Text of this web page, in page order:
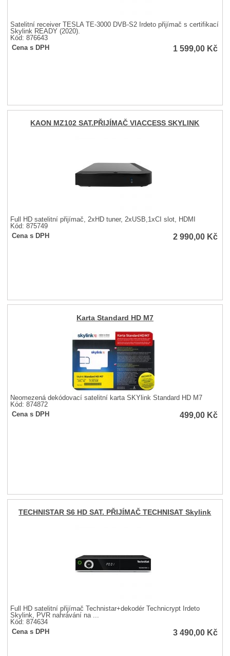
Satelitní receiver TESLA TE-3000 DVB-S2 Irdeto přijímač s certifikací
Skylink READY (2020).
Kód: 876643
Cena s DPH
1 599,00 Kč
KAON MZ102 SAT.PŘIJÍMAČ VIACCESS SKYLINK
Full HD satelitní přijímač, 2xHD tuner, 2xUSB,1xCI slot, HDMI
Kód: 875749
Cena s DPH
2 990,00 Kč
Karta Standard HD M7
Neomezená dekódovací satelitní karta SKYlink Standard HD M7
Kód: 874872
Cena s DPH
499,00 Kč
TECHNISTAR S6 HD SAT. PŘIJÍMAČ TECHNISAT Skylink
Full HD satelitní přijímač Technistar+dekodér Technicrypt Irdeto
Skylink, PVR nahrávání na ...
Kód: 874634
Cena s DPH
3 490,00 Kč